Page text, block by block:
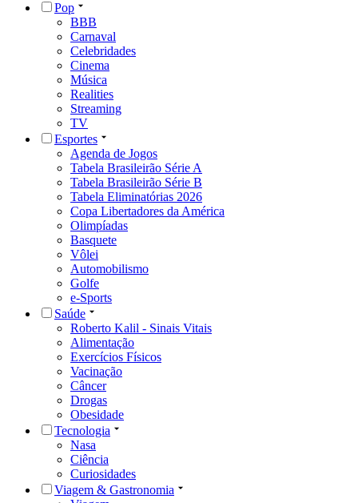
Pop
BBB
Carnaval
Celebridades
Cinema
Música
Realities
Streaming
TV
Esportes
Agenda de Jogos
Tabela Brasileirão Série A
Tabela Brasileirão Série B
Tabela Eliminatórias 2026
Copa Libertadores da América
Olimpíadas
Basquete
Vôlei
Automobilismo
Golfe
e-Sports
Saúde
Roberto Kalil - Sinais Vitais
Alimentação
Exercícios Físicos
Vacinação
Câncer
Drogas
Obesidade
Tecnologia
Nasa
Ciência
Curiosidades
Viagem & Gastronomia